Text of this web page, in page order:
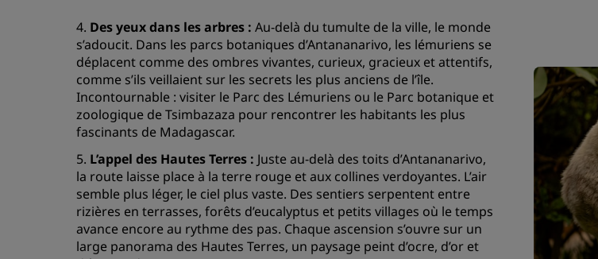
4. Des yeux dans les arbres : Au-delà du tumulte de la ville, le monde
s’adoucit. Dans les parcs botaniques d’Antananarivo, les lémuriens se
déplacent comme des ombres vivantes, curieux, gracieux et attentifs,
comme s’ils veillaient sur les secrets les plus anciens de l’île.
Incontournable : visiter le Parc des Lémuriens ou le Parc botanique et
zoologique de Tsimbazaza pour rencontrer les habitants les plus
fascinants de Madagascar.
5. L’appel des Hautes Terres : Juste au-delà des toits d’Antananarivo,
la route laisse place à la terre rouge et aux collines verdoyantes. L’air
semble plus léger, le ciel plus vaste. Des sentiers serpentent entre
rizières en terrasses, forêts d’eucalyptus et petits villages où le temps
avance encore au rythme des pas. Chaque ascension s’ouvre sur un
large panorama des Hautes Terres, un paysage peint d’ocre, d’or et